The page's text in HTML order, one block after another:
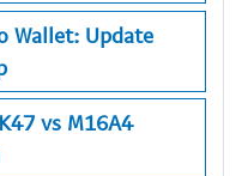
Wallet: Update
vs M16A4